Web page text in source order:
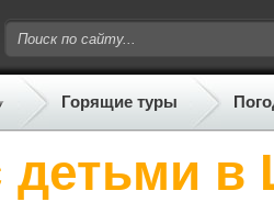
Горящие туры
детьми